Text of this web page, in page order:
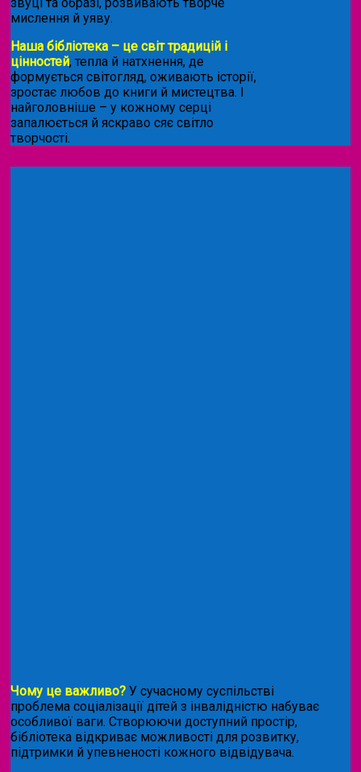
мислення й уяву.
Наша бібліотека – це світ традицій і
цінностей, тепла й натхнення, де
формується світогляд, оживають історії,
зростає любов до книги й мистецтва. І
найголовніше – у кожному серці
запалюється й яскраво сяє світло
творчості.
Чому це важливо? У сучасному суспільстві
проблема соціалізації дітей з інвалідністю набуває
особливої ваги. Створюючи доступний простір,
бібліотека відкриває можливості для розвитку,
підтримки й упевненості кожного відвідувача.